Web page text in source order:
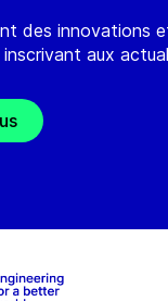
des innovations
aux